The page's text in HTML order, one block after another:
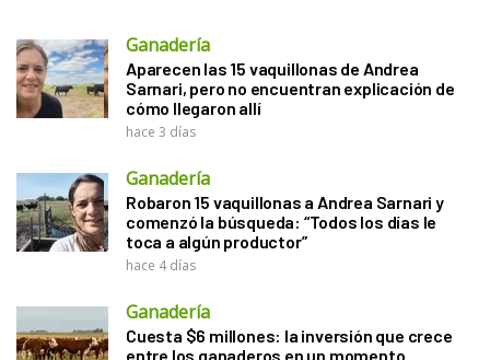
Ganadería
Aparecen las 15 vaquillonas de Andrea
Sarnari, pero no encuentran explicación de
cómo llegaron allí
hace 3 días
Ganadería
Robaron 15 vaquillonas a Andrea Sarnari y
comenzó la búsqueda: “Todos los días le
toca a algún productor”
hace 4 días
Ganadería
Cuesta $6 millones: la inversión que crece
entre los ganaderos en un momento